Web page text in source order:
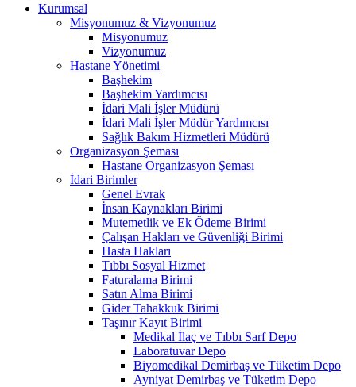
Kurumsal
Misyonumuz & Vizyonumuz
Misyonumuz
Vizyonumuz
Hastane Yönetimi
Başhekim
Başhekim Yardımcısı
İdari Mali İşler Müdürü
İdari Mali İşler Müdür Yardımcısı
Sağlık Bakım Hizmetleri Müdürü
Organizasyon Şeması
Hastane Organizasyon Şeması
İdari Birimler
Genel Evrak
İnsan Kaynakları Birimi
Mutemetlik ve Ek Ödeme Birimi
Çalışan Hakları ve Güvenliği Birimi
Hasta Hakları
Tıbbı Sosyal Hizmet
Faturalama Birimi
Satın Alma Birimi
Gider Tahakkuk Birimi
Taşınır Kayıt Birimi
Medikal İlaç ve Tıbbı Sarf Depo
Laboratuvar Depo
Biyomedikal Demirbaş ve Tüketim Depo
Ayniyat Demirbaş ve Tüketim Depo